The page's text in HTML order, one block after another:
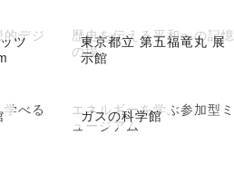
ツ
デジ
東京都立 第五福竜丸 展
示館
歴史を伝える平和への記憶
の場
べる
ガスの科学館
エネルギーを学ぶ参加型ミ
ュージアム